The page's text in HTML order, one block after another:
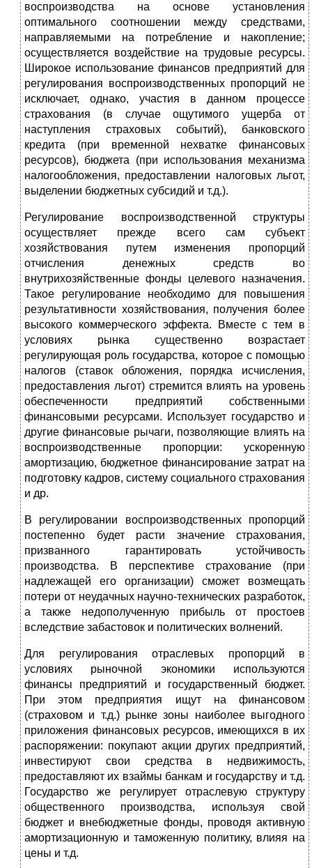
воспроизводства на основе установления
оптимального соотношении между средствами,
направляемыми на потребление и накопление;
осуществляется воздействие на трудовые ресурсы.
Широкое использование финансов предприятий для
регулирования воспроизводственных пропорций не
исключает, однако, участия в данном процессе
страхования (в случае ощутимого ущерба от
наступления страховых событий), банковского
кредита (при временной нехватке финансовых
ресурсов), бюджета (при использования механизма
налогообложения, предоставлении налоговых льгот,
выделении бюджетных субсидий и т.д.).
Регулирование воспроизводственной структуры
осуществляет прежде всего сам субъект
хозяйствования путем изменения пропорций
отчисления денежных средств во
внутрихозяйственные фонды целевого назначения.
Такое регулирование необходимо для повышения
результативности хозяйствования, получения более
высокого коммерческого эффекта. Вместе с тем в
условиях рынка существенно возрастает
регулирующая роль государства, которое с помощью
налогов (ставок обложения, порядка исчисления,
предоставления льгот) стремится влиять на уровень
обеспеченности предприятий собственными
финансовыми ресурсами. Использует государство и
другие финансовые рычаги, позволяющие влиять на
воспроизводственные пропорции: ускоренную
амортизацию, бюджетное финансирование затрат на
подготовку кадров, систему социального страхования
и др.
В регулировании воспроизводственных пропорций
постепенно будет расти значение страхования,
призванного гарантировать устойчивость
производства. В перспективе страхование (при
надлежащей его организации) сможет возмещать
потери от неудачных научно-технических разработок,
а также недополученную прибыль от простоев
вследствие забастовок и политических волнений.
Для регулирования отраслевых пропорций в
условиях рыночной экономики используются
финансы предприятий и государственный бюджет.
При этом предприятия ищут на финансовом
(страховом и т.д.) рынке зоны наиболее выгодного
приложения финансовых ресурсов, имеющихся в их
распоряжении: покупают акции других предприятий,
инвестируют свои средства в недвижимость,
предоставляют их взаймы банкам и государству и т.д.
Государство же регулирует отраслевую структуру
общественного производства, используя свой
бюджет и внебюджетные фонды, проводя активную
амортизационную и таможенную политику, влияя на
цены и т.д.